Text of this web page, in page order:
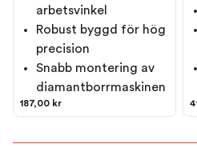
arbetsvinkel
Robust byggd för hög
precision
Snabb montering av
diamantborrmaskinen
187,00 kr